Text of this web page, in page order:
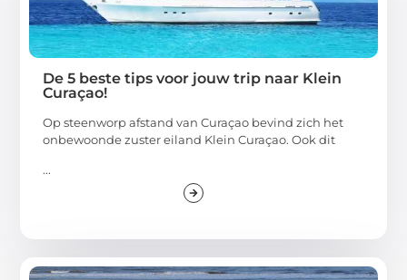
De 5 beste tips voor jouw trip naar Klein
Curaçao!
Op steenworp afstand van Curaçao bevind zich het
onbewoonde zuster eiland Klein Curaçao. Ook dit
...